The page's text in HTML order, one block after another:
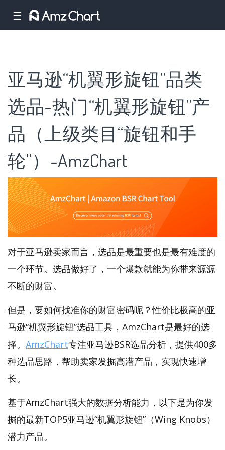
☰
亚马逊“机翼形旋钮”品类
选品-热门“机翼形旋钮”产
品（上级类目“旋钮和手
轮”）-AmzChart
对于亚马逊卖家而言，选品是最重要也是最有难度的
一个环节。选品做好了，一个爆款就能为你带来源源
不断的财富。
但是，要如何找准你的财富密码呢？性价比极高的亚
马逊“机翼形旋钮”选品工具，AmzChart是最好的选
择。 AmzChart专注亚马逊BSR选品分析，提供400多
种选品思路，帮助卖家发掘高潜产品，实现快速增
长。
基于AmzChart强大的数据分析能力，以下是为你发
掘的最新TOP5亚马逊“机翼形旋钮”（Wing Knobs）
潜力产品。